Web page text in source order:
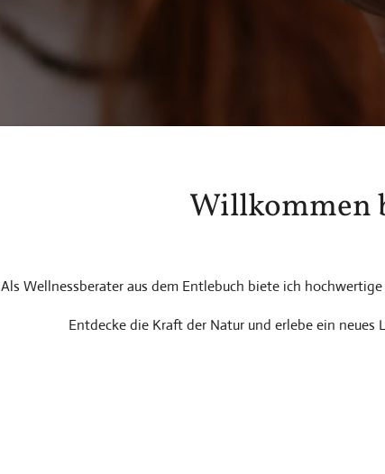
Willkommen
Als Wellnessberater aus dem Entlebuch biete ich
Entdecke die Kraft der Natur und erlebe ein